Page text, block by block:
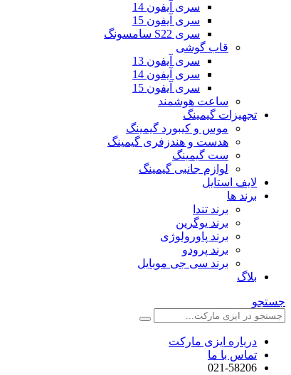
سری آیفون 14
سری آیفون 15
سری S22 سامسونگ
قاب گوشی
سری آیفون 13
سری آیفون 14
سری آیفون 15
ساعت هوشمند
تجهیزات گیمینگ
موس و کیبورد گیمینگ
هدست و هندزفری گیمینگ
ست گیمینگ
لوازم جانبی گیمینگ
لایف استایل
برند ها
برند تندا
برند یوگرین
برند پاورولوژی
برند پرودو
برند سی جی موبایل
بلاگ
جستجو
درباره ایزی مارکت
تماس با ما
021-58206